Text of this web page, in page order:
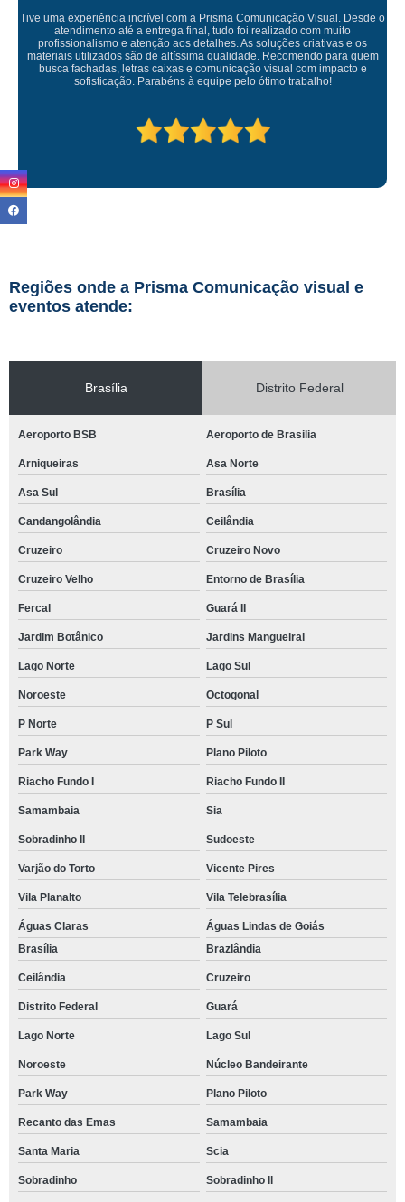
o
quem
Empresa maravilhosa, entregue antes do prazo e a
ficou perfeita, indico de olhos fechados
Regiões onde a Prisma Comunicação visual e
eventos atende:
Brasília Distrito Federal
Aeroporto BSB Aeroporto de Brasilia
Arniqueiras Asa Norte
Asa Sul Brasília
Candangolândia Ceilândia
Cruzeiro Cruzeiro Novo
Cruzeiro Velho Entorno de Brasília
Fercal Guará II
Jardim Botânico Jardins Mangueiral
Lago Norte Lago Sul
Noroeste Octogonal
P Norte P Sul
Park Way Plano Piloto
Riacho Fundo I Riacho Fundo II
Samambaia Sia
Sobradinho II Sudoeste
Varjão do Torto Vicente Pires
Vila Planalto Vila Telebrasília
Águas Claras
Águas Lindas de Goiás
Brasília
Brazlândia
Ceilândia Cruzeiro
Distrito Federal Guará
Lago Norte Lago Sul
Noroeste Núcleo Bandeirante
Park Way Plano Piloto
Recanto das Emas Samambaia
Santa Maria Scia
Sobradinho Sobradinho ll